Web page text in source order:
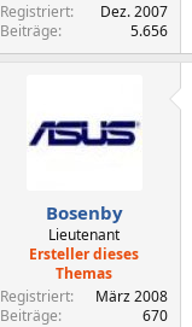
Registriert
Dez. 2007
Beiträge
5.656
Bosenby
Lieutenant
Ersteller dieses
Themas
Registriert
März 2008
Beiträge
670